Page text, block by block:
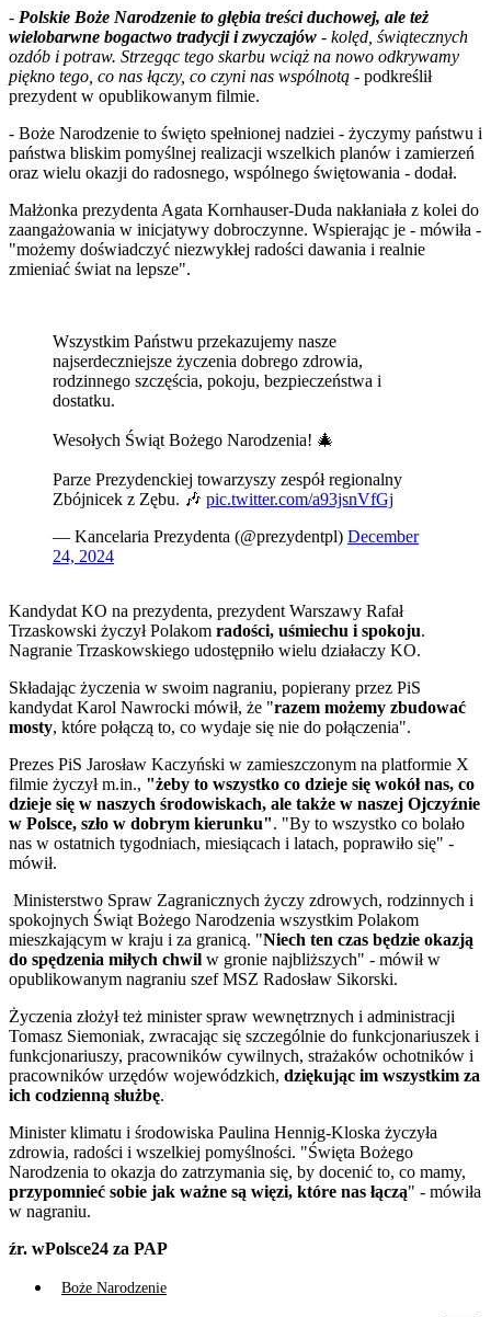
- Polskie Boże Narodzenie to głębia treści duchowej, ale też
wielobarwne bogactwo tradycji i zwyczajów - kolęd, świątecznych
ozdób i potraw. Strzegąc tego skarbu wciąż na nowo odkrywamy
piękno tego, co nas łączy, co czyni nas wspólnotą - podkreślił
prezydent w opublikowanym filmie.
- Boże Narodzenie to święto spełnionej nadziei - życzymy państwu i
państwa bliskim pomyślnej realizacji wszelkich planów i zamierzeń
oraz wielu okazji do radosnego, wspólnego świętowania - dodał.
Małżonka prezydenta Agata Kornhauser-Duda nakłaniała z kolei do
zaangażowania w inicjatywy dobroczynne. Wspierając je - mówiła -
"możemy doświadczyć niezwykłej radości dawania i realnie
zmieniać świat na lepsze".
Wszystkim Państwu przekazujemy nasze
najserdeczniejsze życzenia dobrego zdrowia,
rodzinnego szczęścia, pokoju, bezpieczeństwa i
dostatku.
Wesołych Świąt Bożego Narodzenia! 🎄
Parze Prezydenckiej towarzyszy zespół regionalny
Zbójnicek z Zębu. 🎶 pic.twitter.com/a93jsnVfGj
— Kancelaria Prezydenta (@prezydentpl) December
24, 2024
Kandydat KO na prezydenta, prezydent Warszawy Rafał
Trzaskowski życzył Polakom radości, uśmiechu i spokoju.
Nagranie Trzaskowskiego udostępniło wielu działaczy KO.
Składając życzenia w swoim nagraniu, popierany przez PiS
kandydat Karol Nawrocki mówił, że "razem możemy zbudować
mosty, które połączą to, co wydaje się nie do połączenia".
Prezes PiS Jarosław Kaczyński w zamieszczonym na platformie X
filmie życzył m.in., "żeby to wszystko co dzieje się wokół nas, co
dzieje się w naszych środowiskach, ale także w naszej Ojczyźnie
w Polsce, szło w dobrym kierunku". "By to wszystko co bolało
nas w ostatnich tygodniach, miesiącach i latach, poprawiło się" -
mówił.
Ministerstwo Spraw Zagranicznych życzy zdrowych, rodzinnych i
spokojnych Świąt Bożego Narodzenia wszystkim Polakom
mieszkającym w kraju i za granicą. "Niech ten czas będzie okazją
do spędzenia miłych chwil w gronie najbliższych" - mówił w
opublikowanym nagraniu szef MSZ Radosław Sikorski.
Życzenia złożył też minister spraw wewnętrznych i administracji
Tomasz Siemoniak, zwracając się szczególnie do funkcjonariuszek i
funkcjonariuszy, pracowników cywilnych, strażaków ochotników i
pracowników urzędów wojewódzkich, dziękując im wszystkim za
ich codzienną służbę.
Minister klimatu i środowiska Paulina Hennig-Kloska życzyła
zdrowia, radości i wszelkiej pomyślności. "Święta Bożego
Narodzenia to okazja do zatrzymania się, by docenić to, co mamy,
przypomnieć sobie jak ważne są więzi, które nas łączą" - mówiła
w nagraniu.
źr. wPolsce24 za PAP
Boże Narodzenie